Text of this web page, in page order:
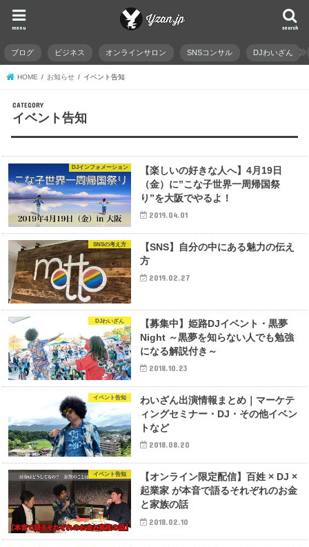
search
menu
ブログ ビジネス オンラインサロン SNSコンサル DJわいざん
HOME お知らせ イベント告知
イベント告知
DJインフォメーション
【楽しいの好きな人へ】4月19日
（金）に”こな子世界一周帰国祭
り”を大阪でやるよ！
2019.04.01
SNSの考え方
【SNS】自分の中にある魅力の伝え
方
2019.02.27
DJわいざん
【募集中】姫路DJイベント・黒夢
Night ～黒夢を知らない人でも勉強
になる解説付き～
2018.10.23
イベント告知
わいざん出演情報まとめ｜マーケテ
ィングセミナー・DJ・その他イベン
トなど
2018.08.20
イベント告知
【オンライン限定配信】百姓 × DJ ×
起業家 が本音で語るそれぞれのお金
と家族の話
2018.02.10